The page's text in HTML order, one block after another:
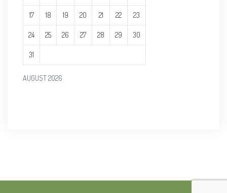
AUGUST 2026
17 18 19 20 21 22 23
24 25 26 27 28 29 30
31